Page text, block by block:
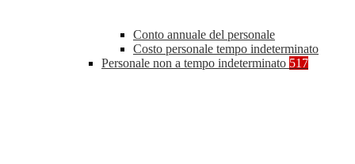
Conto annuale del personale
Costo personale tempo indeterminato
Personale non a tempo indeterminato 517